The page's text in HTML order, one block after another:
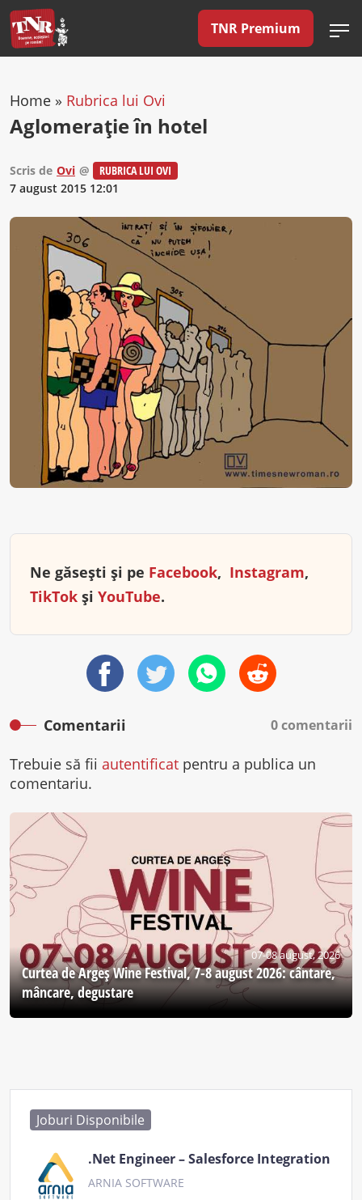
TNR Premium
Home » Rubrica lui Ovi
Aglomerație în hotel
Scris de Ovi @
RUBRICA LUI OVI
7 august 2015 12:01
Ne găsești și pe Facebook, Instagram,
TikTok și YouTube.
Comentarii 0 comentarii
Trebuie să fii autentificat pentru a publica un
comentariu.
07-08 august, 2026
Curtea de Argeş Wine Festival, 7-8 august 2026: cântare,
mâncare, degustare
Joburi Disponibile
.Net Engineer – Salesforce Integration
ARNIA SOFTWARE